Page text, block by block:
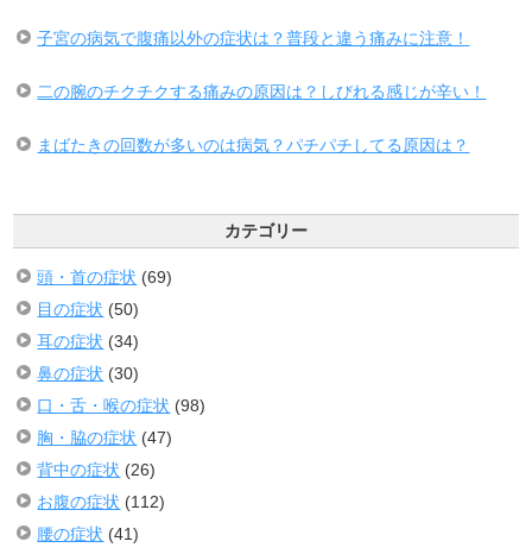
子宮の病気で腹痛以外の症状は？普段と違う痛みに注意！
二の腕のチクチクする痛みの原因は？しびれる感じが辛い！
まばたきの回数が多いのは病気？パチパチしてる原因は？
カテゴリー
頭・首の症状 (69)
目の症状 (50)
耳の症状 (34)
鼻の症状 (30)
口・舌・喉の症状 (98)
胸・脇の症状 (47)
背中の症状 (26)
お腹の症状 (112)
腰の症状 (41)